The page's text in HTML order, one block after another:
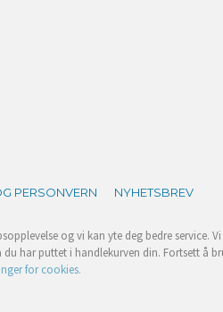
PERSONVERN NYHETSBREV
og vi kan yte deg bedre service.
har puttet i handlekurven din. Fortsett å
for cookies.